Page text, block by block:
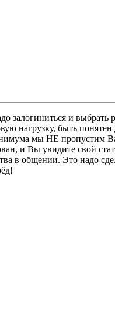
залогиниться и
нагрузку, быть
мы НЕ пропустим
и Вы увидите свой
в общении. Это надо